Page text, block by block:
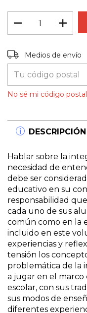
Entregas para el CP:
Medios de envío
No sé mi código postal
DESCRIPCIÓN
Hablar sobre la
necesidad de
debe ser
educativo en su
responsabilidad
cada uno de sus
común como en la
incluido en este
experiencias y
tensión los
problemática de la
a jugar en el
escolar, con sus
sus modos de
diferentes